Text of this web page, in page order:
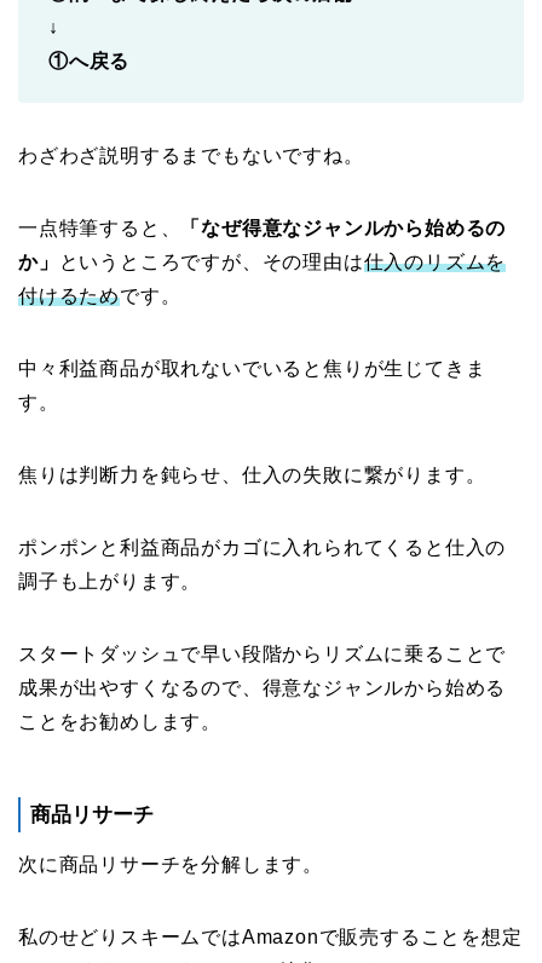
↓
①へ戻る
わざわざ説明するまでもないですね。
一点特筆すると、
「なぜ得意なジャンルから始めるの
か」
というところですが、その理由は仕入のリズムを
付けるためです。
中々利益商品が取れないでいると焦りが生じてきま
す。
焦りは判断力を鈍らせ、仕入の失敗に繋がります。
ポンポンと利益商品がカゴに入れられてくると仕入の
調子も上がります。
スタートダッシュで早い段階からリズムに乗ることで
成果が出やすくなるので、得意なジャンルから始める
ことをお勧めします。
商品リサーチ
次に商品リサーチを分解します。
私のせどりスキームではAmazonで販売することを想定